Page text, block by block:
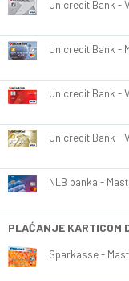
Unicredit Bank -
Unicredit Bank -
Unicredit Bank -
Unicredit Bank -
NLB banka -
PLAĆANJE KARTICOM
Sparkasse -